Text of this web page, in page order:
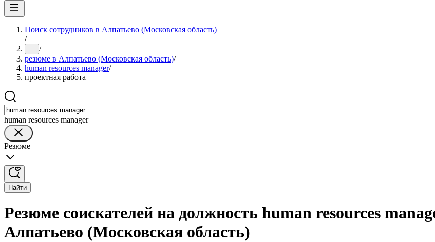
Поиск сотрудников в Алпатьево (Московская область)
/
... /
резюме в Алпатьево (Московская область)/
human resources manager/
проектная работа
human resources manager
Резюме
Найти
Резюме соискателей на должность human resources
Алпатьево (Московская область)